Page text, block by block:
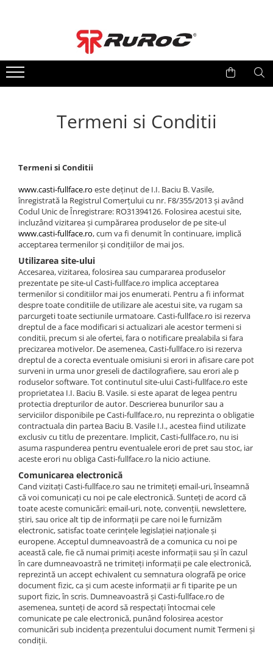
CASTI SKI/SNOWBOARD
Casti Full Face
RG2 Colectia 2026
RG1-DX Colectia Clasica
Lentile Ruroc RG1 DX
Imbracaminte de corp Bars
Cagule Bars
Bandane/esarfe cu polar fleece
Termeni si Conditii
Termeni si Conditii
www.casti-fullface.ro este deținut de I.I. Baciu B. Vasile,
înregistrată la Registrul Comerțului cu nr. F8/355/2013 și având
Codul Unic de Înregistrare: RO31394126. Folosirea acestui site,
incluzând vizitarea și cumpărarea produselor de pe site-ul
www.casti-fullface.ro, cum va fi denumit în continuare, implică
acceptarea termenilor și condițiilor de mai jos.
Utilizarea site-ului
Accesarea, vizitarea, folosirea sau cumpararea produselor
prezentate pe site-ul Casti-fullface.ro implica acceptarea
termenilor si conditiilor mai jos enumerati. Pentru a fi informat
despre toate conditiile de utilizare ale acestui site, va rugam sa
parcurgeti toate sectiunile urmatoare. Casti-fullface.ro isi rezerva
dreptul de a face modificari si actualizari ale acestor termeni si
conditii, precum si ale ofertei, fara o notificare prealabila si fara
precizarea motivelor. De asemenea, Casti-fullface.ro isi rezerva
dreptul de a corecta eventuale omisiuni si erori in afisare care pot
surveni in urma unor greseli de dactilografiere, sau erori ale p
roduselor software. Tot continutul site-ului Casti-fullface.ro este
proprietatea I.I. Baciu B. Vasile. si este aparat de legea pentru
protectia drepturilor de autor. Descrierea bunurilor sau a
serviciilor disponibile pe Casti-fullface.ro, nu reprezinta o obligatie
contractuala din partea Baciu B. Vasile I.I., acestea fiind utilizate
exclusiv cu titlu de prezentare. Implicit, Casti-fullface.ro, nu isi
asuma raspunderea pentru eventualele erori de pret sau stoc, iar
aceste erori nu obliga Casti-fullface.ro la nicio actiune.
Comunicarea electronică
Cand vizitați Casti-fullface.ro sau ne trimiteți email-uri, înseamnă
că voi comunicați cu noi pe cale electronică. Sunteți de acord că
toate aceste comunicări: email-uri, note, convenții, newslettere,
știri, sau orice alt tip de informații pe care noi le furnizăm
electronic, satisfac toate cerințele legislației naționale și
europene. Acceptul dumneavoastră de a comunica cu noi pe
această cale, fie că numai primiți aceste informații sau și în cazul
în care dumneavoastră ne trimiteți informații pe cale electronică,
reprezintă un accept echivalent cu semnatura olografă pe orice
document fizic, ca și cum aceste informații ar fi tiparite pe un
suport fizic, în scris. Dumneavoastră și Casti-fullface.ro de
asemenea, sunteți de acord să respectați întocmai cele
comunicate pe cale electronică, punând folosirea acestor
comunicări sub incidența prezentului document numit Termeni și
condiții.